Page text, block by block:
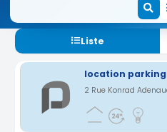
Liste
location parking